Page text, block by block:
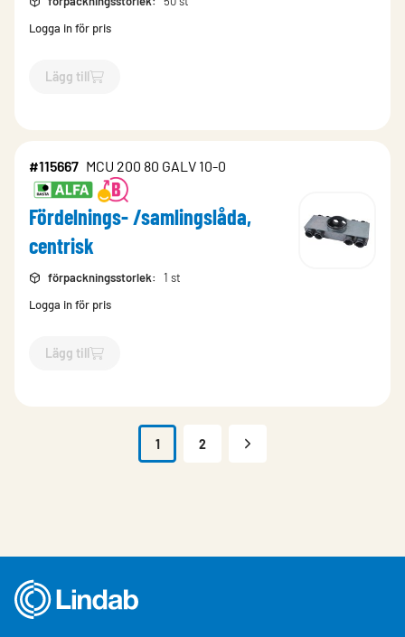
Logga in för pris
Lägg till
`$Lägg till
#115667 MCU 200 80 GALV 10-0
Fördelnings- /samlingslåda,
centrisk
förpackningsstorlek:
1 st
Logga in för pris
Lägg till
`$Lägg till
1 2